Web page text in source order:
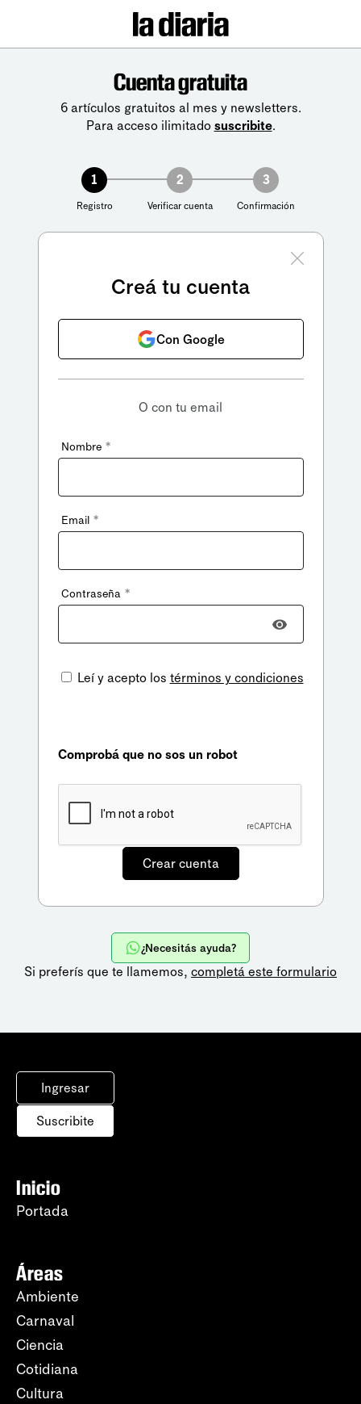
Cuenta gratuita
6 artículos gratuitos al mes y newsletters.
Para acceso ilimitado suscribite.
1
Registro
2
Verificar cuenta
3
Confirmación
Creá tu cuenta
Con Google
O con tu email
Nombre *
Email *
Contraseña *
Leí y acepto los términos y condiciones
Comprobá que no sos un robot
¿Necesitás ayuda?
Si preferís que te llamemos, completá este formulario
Ingresar
Suscribite
Inicio
Portada
Áreas
Ambiente
Carnaval
Ciencia
Cotidiana
Cultura